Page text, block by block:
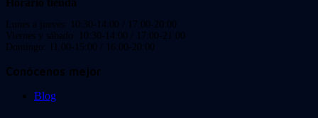
Horario tienda
Lunes a jueves: 10:30-14:00 / 17:00-20:00
Viernes y sábado: 10:30-14:00 / 17:00-21:00
Domingo: 11:00-15:00 / 16:00-20:00
Conócenos mejor
Blog